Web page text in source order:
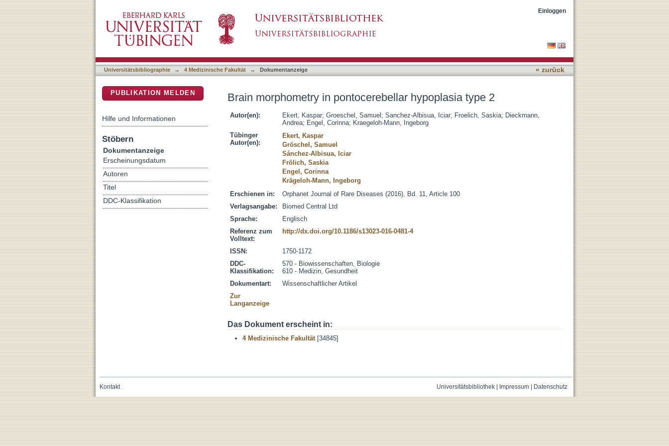
Einloggen
Universitätsbibliographie → 4 Medizinische Fakultät → Dokumentanzeige « zurück
Brain morphometry in pontocerebellar hypoplasia type 2
Autor(en): Ekert, Kaspar; Groeschel, Samuel ; Sanchez-Albisua, Iciar; Froelich, Saskia; Dieckmann,
Andrea; Engel, Corinna; Kraegeloh-Mann, Ingeborg
Tübinger
Autor(en):
Ekert, Kaspar
Gröschel, Samuel
Sánchez-Albisua, Iciar
Frölich, Saskia
Engel, Corinna
Krägeloh-Mann, Ingeborg
Erschienen in:
Orphanet Journal of Rare Diseases (2016), Bd. 11, Article 100
Verlagsangabe:
Biomed Central Ltd
Sprache:
Englisch
Referenz zum
Volltext:
http://dx.doi.org/10.1186/s13023-016-0481-4
ISSN:
1750-1172
DDC-
Klassifikation:
570 - Biowissenschaften, Biologie
610 - Medizin, Gesundheit
Dokumentart:
Wissenschaftlicher Artikel
Zur
Langanzeige
Das Dokument erscheint in:
4 Medizinische Fakultät[34845]
PUBLIKATION MELDEN
Hilfe und Informationen
Stöbern
Dokumentanzeige
Erscheinungsdatum
Autoren
Titel
DDC-Klassifikation
Universitätsbibliothek| Impressum| Datenschutz
Kontakt